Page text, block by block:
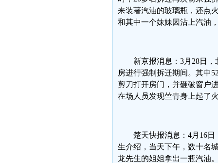
来装著汽油的玻璃瓶，还点
和其中一个妹妹因沾上汽油
新京报消息：3月28日
房进行强制拆迁期间。其中
剪刀打开房门，并砸破窗户
在场人员发现竺青身上起了
楚天快报消息：4月16
生介绍，当天下午，数十名
龙先生的姐姐拿出一瓶汽油